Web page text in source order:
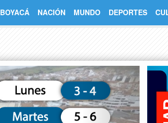
BOYACÁ NACIÓN MUNDO DEPORTES
Next